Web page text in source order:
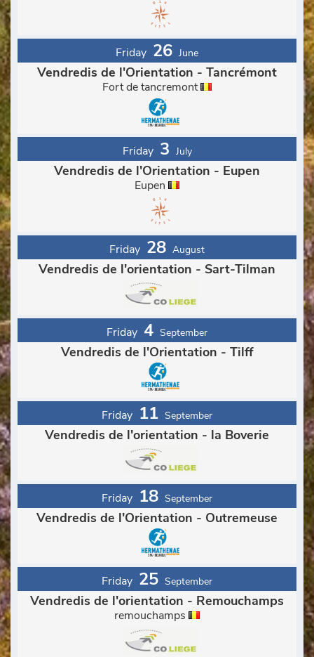
Friday 26 June
Vendredis de l'Orientation - Tancrémont
Fort de tancremont
Friday 3 July
Vendredis de l'Orientation - Eupen
Eupen
Friday 28 August
Vendredis de l'orientation - Sart-Tilman
Friday 4 September
Vendredis de l'Orientation - Tilff
Friday 11 September
Vendredis de l'orientation - la Boverie
Friday 18 September
Vendredis de l'Orientation - Outremeuse
Friday 25 September
Vendredis de l'orientation - Remouchamps
remouchamps